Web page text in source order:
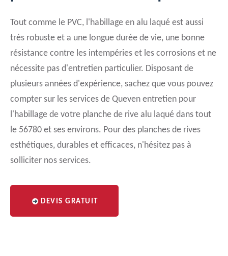
Tout comme le PVC, l'habillage en alu laqué est aussi
très robuste et a une longue durée de vie, une bonne
résistance contre les intempéries et les corrosions et ne
nécessite pas d'entretien particulier. Disposant de
plusieurs années d'expérience, sachez que vous pouvez
compter sur les services de Queven entretien pour
l'habillage de votre planche de rive alu laqué dans tout
le 56780 et ses environs. Pour des planches de rives
esthétiques, durables et efficaces, n'hésitez pas à
solliciter nos services.
DEVIS GRATUIT